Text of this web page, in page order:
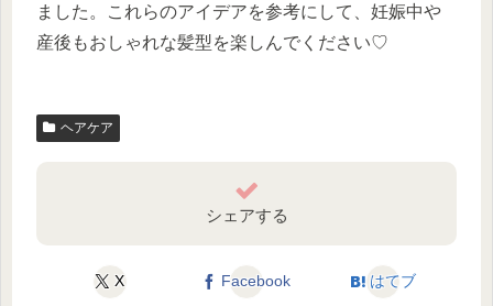
ました。これらのアイデアを参考にして、妊娠中や
産後もおしゃれな髪型を楽しんでください♡
ヘアケア
シェアする
X Facebook はてブ